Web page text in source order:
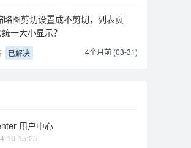
略图剪切设置成不剪切，列表页
一大小显示？
已解决 4个月前 (03-31)
用户中心
16 15:25